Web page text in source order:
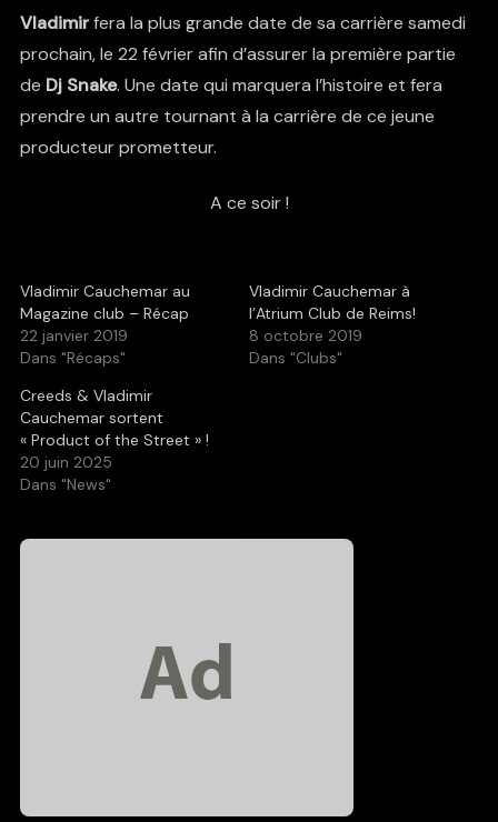
Vladimirfera la plus grande date de sa carrière samedi
prochain, le 22 février afin d’assurer la première partie
de Dj Snake. Une date qui marquera l’histoire et fera
prendre un autre tournant à la carrière de ce jeune
producteur prometteur.
A ce soir !
Vladimir Cauchemar au
Magazine club – Récap
22 janvier 2019
Dans "Récaps"
Vladimir Cauchemar à
l’Atrium Club de Reims!
8 octobre 2019
Dans "Clubs"
Creeds & Vladimir
Cauchemar sortent
« Product of the Street » !
20 juin 2025
Dans "News"